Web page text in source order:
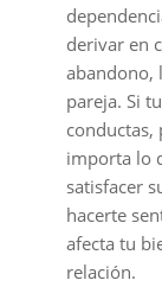
derivar en
abandono,
pareja. Si
conductas,
importa lo
satisfacer
hacerte
afecta tu
relación.